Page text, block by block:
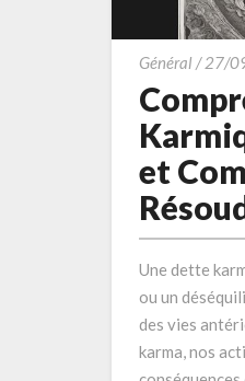
Général /27/
et
Une dette
ou un
des vies
karma, nos